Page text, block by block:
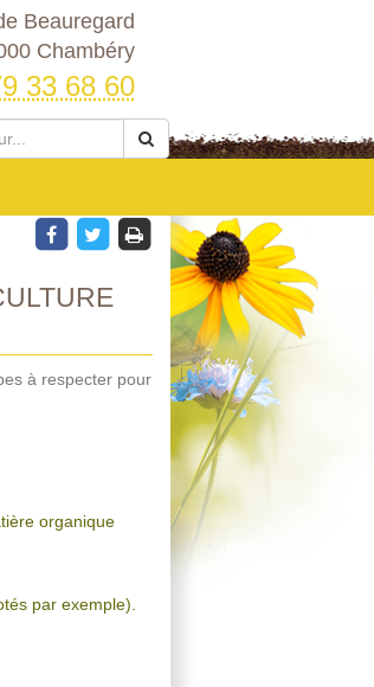
Beauregard
Chambéry
33 68 60
à respecter pour
organique
par exemple).